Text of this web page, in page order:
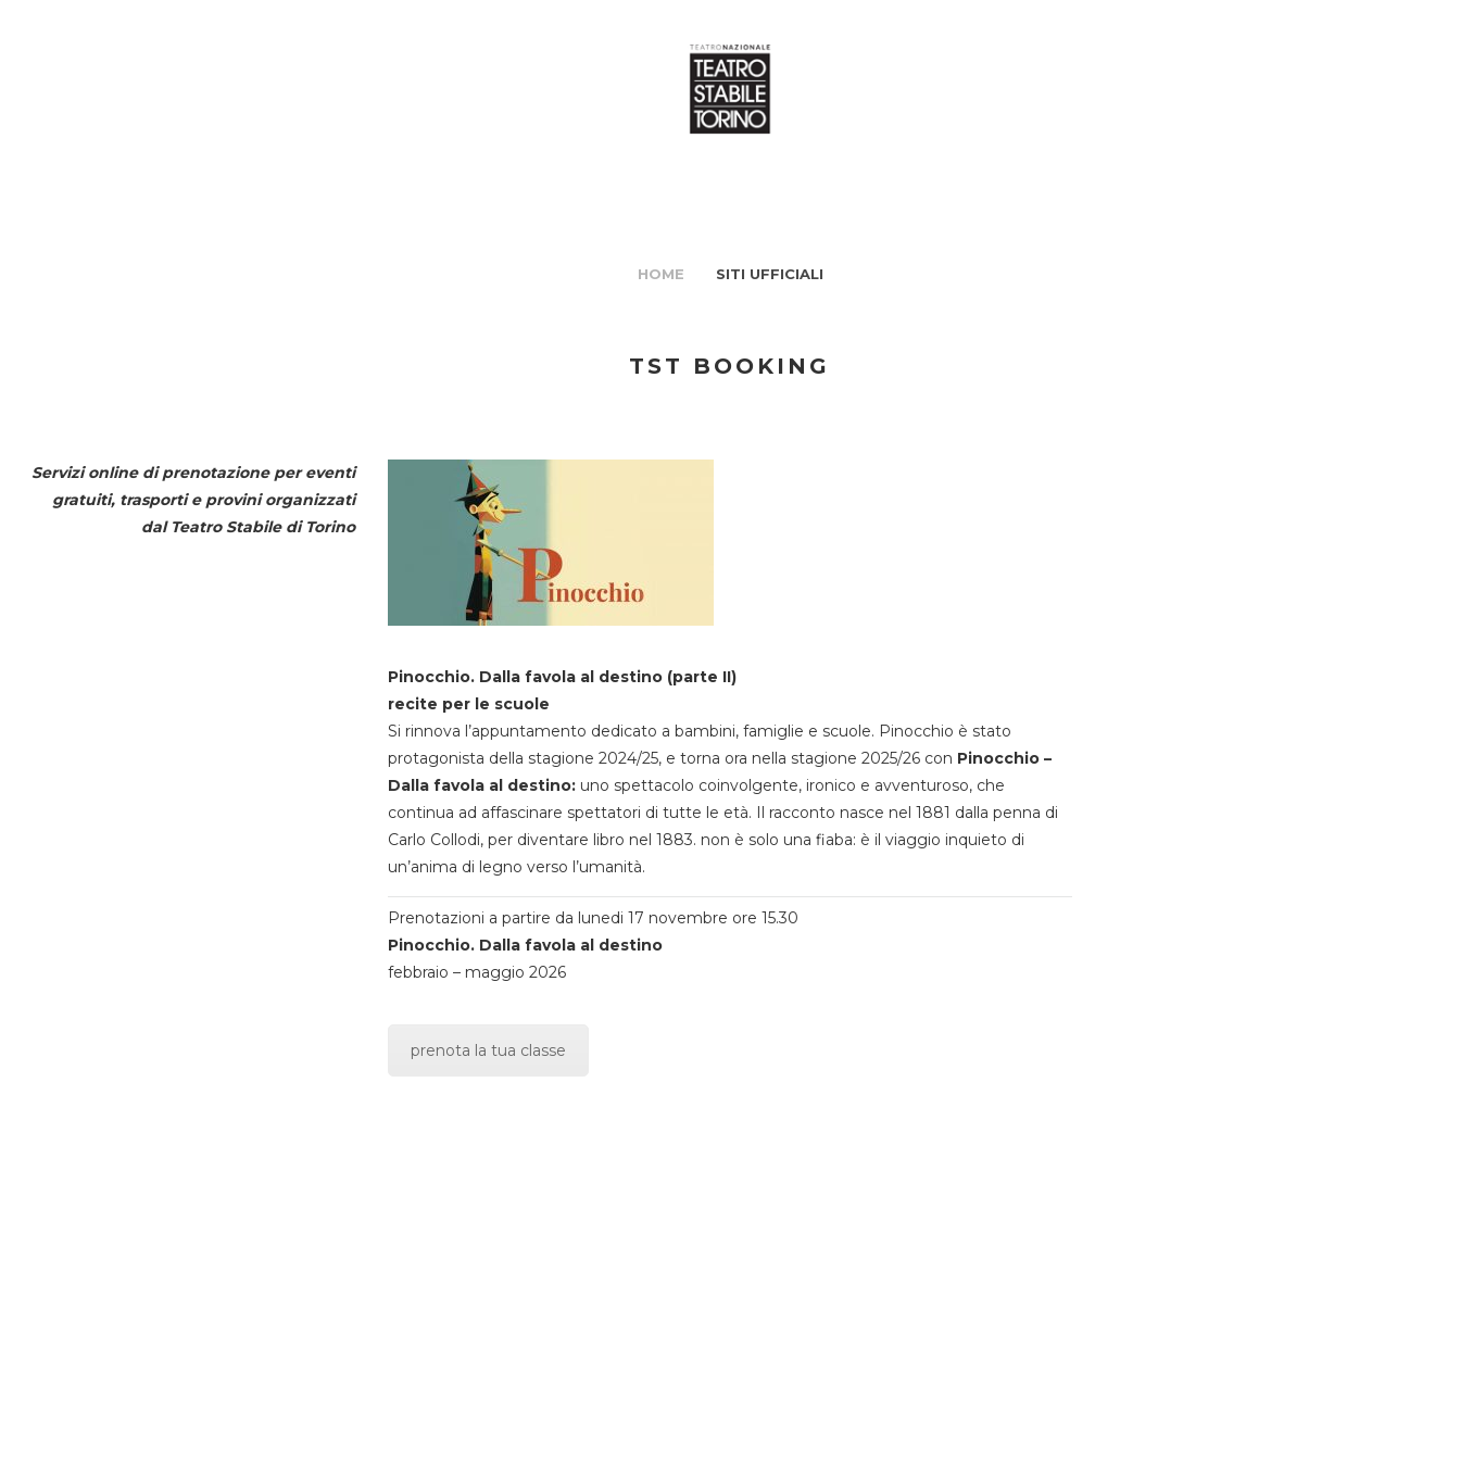
HOME SITI UFFICIALI
TST BOOKING
Servizi online di prenotazione per eventi
gratuiti, trasporti e provini organizzati
dal Teatro Stabile di Torino
Pinocchio. Dalla favola al destino (parte II)
recite per le scuole
Si rinnova l’appuntamento dedicato a bambini, famiglie e scuole. Pinocchio è stato
protagonista della stagione 2024/25, e torna ora nella stagione 2025/26 con Pinocchio –
Dalla favola al destino:uno spettacolo coinvolgente, ironico e avventuroso, che
continua ad affascinare spettatori di tutte le età. Il racconto nasce nel 1881 dalla penna di
Carlo Collodi, per diventare libro nel 1883. non è solo una fiaba: è il viaggio inquieto di
un’anima di legno verso l’umanità.
Prenotazioni a partire da lunedi 17 novembre ore 15.30
Pinocchio. Dalla favola al destino
febbraio – maggio 2026
prenota la tua classe